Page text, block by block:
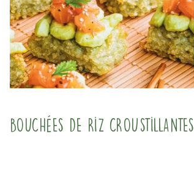
Bouchées de riz croustillantes